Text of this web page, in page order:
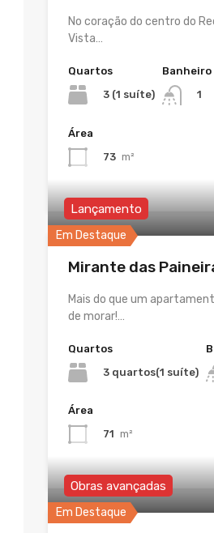
No coração do centro do
Vista…
Quartos
3 (1 suíte)
Banheiro
1
Área
73 m²
Em Destaque
Lançamento
Mirante das
Mais do que um
de morar!…
Quartos
3 quartos(1 suíte)
Área
71 m²
Em Destaque
Obras avançadas